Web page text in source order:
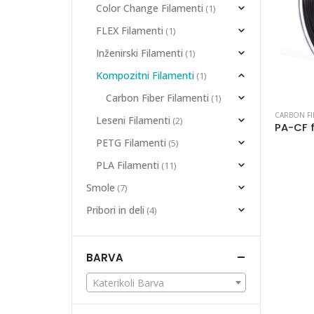
CARBON
Color Change Filamenti (1)
FLEX Filamenti (1)
Inženirski Filamenti (1)
Kompozitni Filamenti (1)
Carbon Fiber Filamenti (1)
Leseni Filamenti (2)
PETG Filamenti (5)
PLA Filamenti (11)
Smole (7)
Pribori in deli (4)
BARVA
Katerikoli Barva